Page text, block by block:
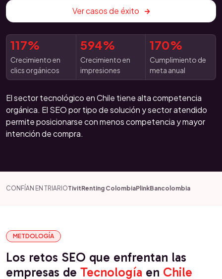
Ver casos de éxito
117%
Crecimiento en
clics orgánicos
594%
Crecimiento en
impresiones
170%
Cumplimiento de
meta anual
El sector tecnológico en Chile tiene alta competencia
orgánica. El SEO por tipo de solución y sector atendido
permite posicionarse con menos competencia y mayor
intención de compra.
CONFÍAN EN TRIARIOTivitRenting ColombiaPlinkBancolombia
METDOLOGÍA
Los retos SEO que enfrentan las
empresas de Tecnología en Chile